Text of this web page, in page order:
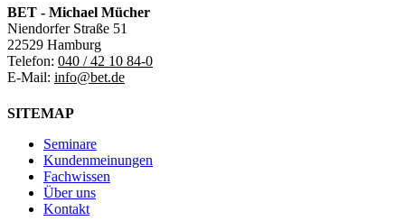
BET - Michael Mücher
Niendorfer Straße 51
22529 Hamburg
Telefon: 040 / 42 10 84-0
E-Mail: info@bet.de
SITEMAP
Seminare
Kundenmeinungen
Fachwissen
Über uns
Kontakt